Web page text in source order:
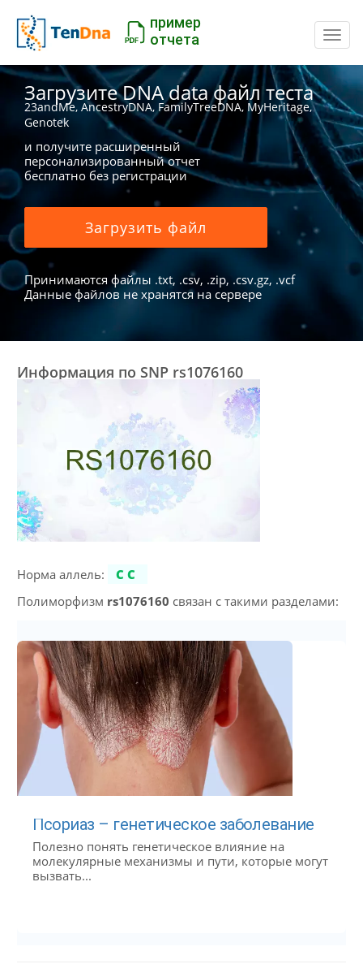
пример
отчета
Загрузите DNA data файл теста
23andMe, AncestryDNA, FamilyTreeDNA, MyHeritage,
Genotek
и получите расширенный
персонализированный отчет
бесплатно без регистрации
Загрузить файл
Принимаются файлы .txt, .csv, .zip, .csv.gz, .vcf
Данные файлов не хранятся на сервере
Информация по SNP rs1076160
Норма аллель:
CC
Полиморфизм rs1076160 связан с такими разделами:
Псориаз – генетическое заболевание
Полезно понять генетическое влияние на
молекулярные механизмы и пути, которые могут
вызвать...